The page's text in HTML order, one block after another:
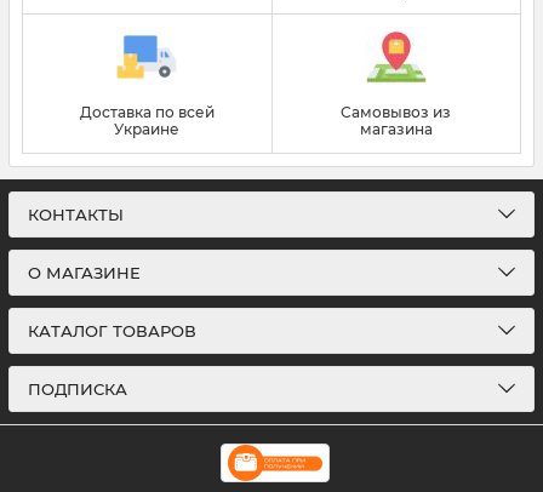
Доставка по всей
Украине
Самовывоз из
магазина
КОНТАКТЫ
О МАГАЗИНЕ
КАТАЛОГ ТОВАРОВ
ПОДПИСКА